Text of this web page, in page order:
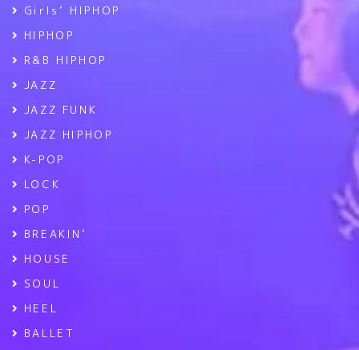
Girls’ HIPHOP
HIPHOP
R&B HIPHOP
JAZZ
JAZZ FUNK
JAZZ HIPHOP
K-POP
LOCK
POP
BREAKIN’
HOUSE
SOUL
HEEL
BALLET